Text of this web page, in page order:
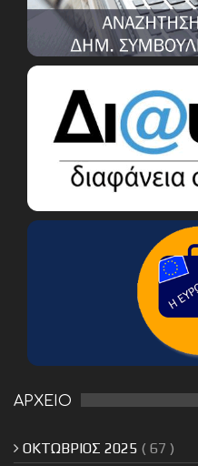
ΑΡΧΕΙΟ
ΟΚΤΩΒΡΙΟΣ 2025 ( 67 )